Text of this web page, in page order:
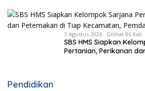
3 Agustus 2026 Dilihat 86 Kali
SBS HMS Siapkan
Pertanian, Perikanan
Pendidikan